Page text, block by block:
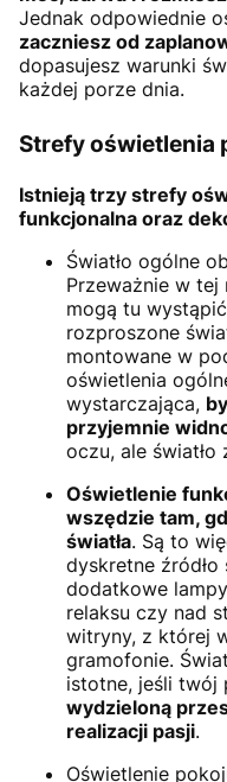
Jednak odpowiednie
zaczniesz od
dopasujesz warunki
każdej porze dnia.
Strefy oświetlenia
Istnieją trzy strefy
funkcjonalna oraz
Światło ogólne
Przeważnie w
mogą tu
rozproszone
montowane w
oświetlenia
wystarczająca,
przyjemnie
oczu, ale
Oświetlenie
wszędzie tam,
światła. Są to
dyskretne
dodatkowe
relaksu czy nad
witryny, z której
gramofonie.
istotne, jeśli twój
wydzieloną
realizacji pasji.
Oświetlenie